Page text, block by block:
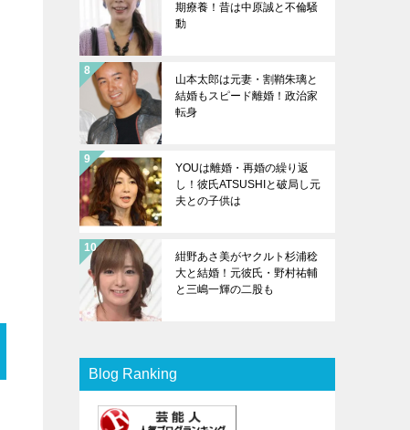
期療養！昔は中原誠と不倫騒
動
山本太郎は元妻・割鞘朱璃と
結婚もスピード離婚！政治家
転身
YOUは離婚・再婚の繰り返
し！彼氏ATSUSHIと破局し元
夫との子供は
紺野あさ美がヤクルト杉浦稔
大と結婚！元彼氏・野村祐輔
と三嶋一輝の二股も
Blog Ranking